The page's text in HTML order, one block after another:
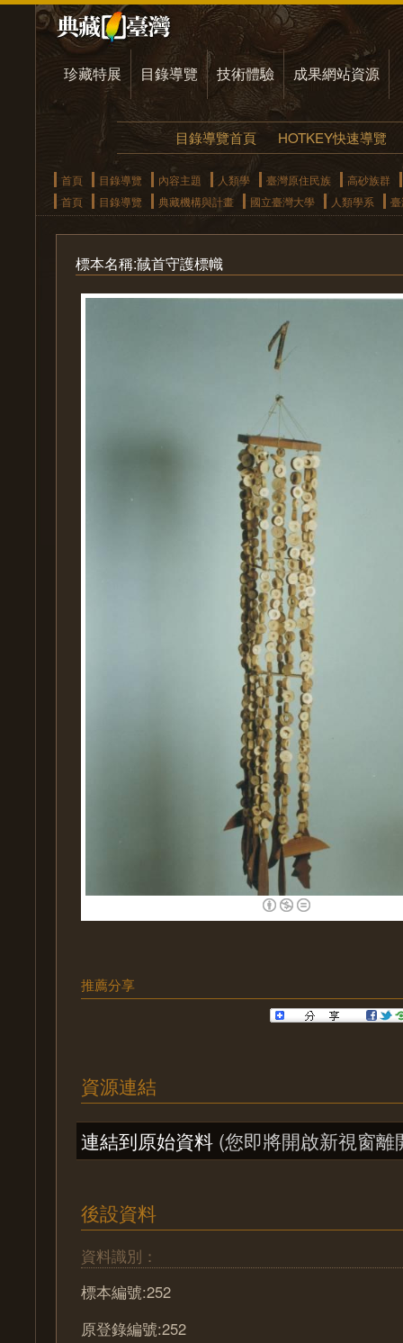
珍藏特展 目錄導覽 技術體驗 成果網站資源
目錄導覽首頁 HOTKEY快速導覽
首頁 目錄導覽 內容主題 人類學 臺灣原住民族
高砂族群
首頁
目錄導覽 典藏機構與計畫 國立臺灣大學 人類學系
標本名稱:馘首守護標幟
推薦分享
資源連結
連結到原始資料 (您即將開啟新視窗離
後設資料
資料識別：
標本編號:252
原登錄編號:252